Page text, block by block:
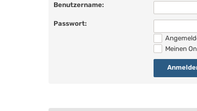
Benutzername:
Passwort:
Meinen